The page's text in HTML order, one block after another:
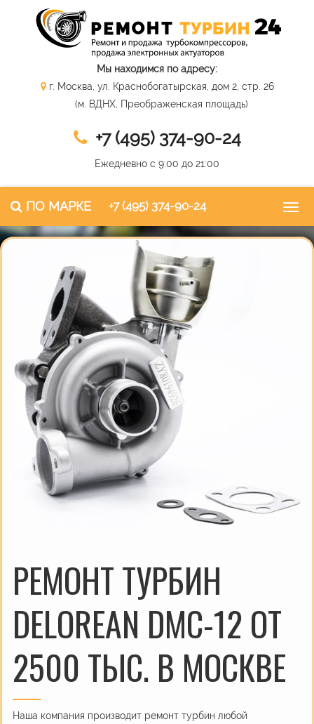
Мы находимся по адресу:
г. Москва, ул. Краснобогатырская, дом 2, стр. 26
(м. ВДНХ, Преображенская площадь)
+7 (495) 374-90-24
Ежедневно с 9:00 до 21:00
ПО МАРКЕ +7 (495) 374-90-24
РЕМОНТ ТУРБИН
DELOREAN DMC-12 ОТ
2500 ТЫС. В МОСКВЕ
Наша компания производит ремонт турбин любой